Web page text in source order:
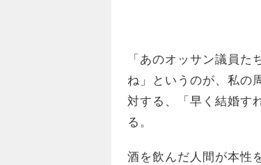
「あのオッサン議員
ね」というのが、私の
対する、「早く結婚す
る。
酒を飲んだ人間が本性